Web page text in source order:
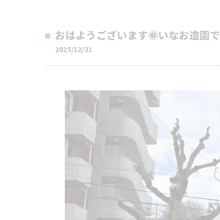
おはようございます🌞いなお造園で
2025/12/31